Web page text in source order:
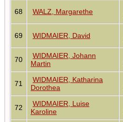
68 WALZ, Margarethe
69 WIDMAIER, David
70
WIDMAIER, Johann
Martin
71
WIDMAIER, Katharina
Dorothea
72
WIDMAIER, Luise
Karoline